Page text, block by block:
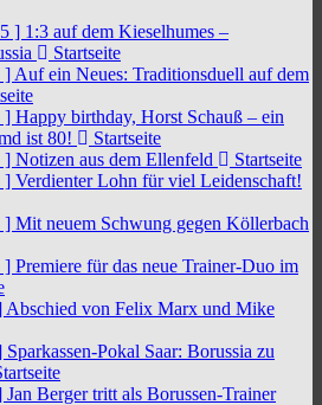
] 1:3 auf dem Kieselhumes –
Startseite
] Auf ein Neues: Traditionsduell auf dem
] Happy birthday, Horst Schauß – ein
ist 80!
Startseite
] Notizen aus dem Ellenfeld
Startseite
] Verdienter Lohn für viel Leidenschaft!
] Mit neuem Schwung gegen Köllerbach
] Premiere für das neue Trainer-Duo im
Abschied von Felix Marx und Mike
Sparkassen-Pokal Saar: Borussia zu
Jan Berger tritt als Borussen-Trainer